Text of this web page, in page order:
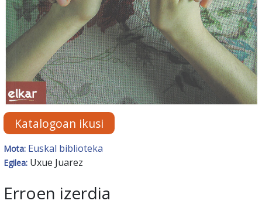
Katalogoan ikusi
Mota: Euskal biblioteka
Egilea: Uxue Juarez
Erroen izerdia